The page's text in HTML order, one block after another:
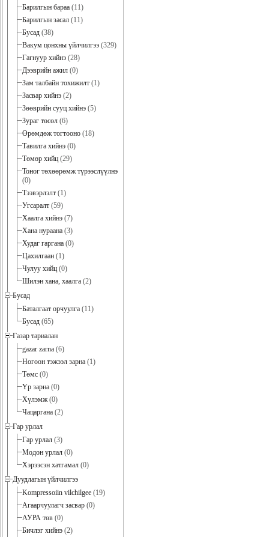
Барилгын бараа (11)
Барилгын засал (11)
Бусад (38)
Вакум цонхны үйлчилгээ (329)
Гагнуур хийнэ (28)
Дээврийн ажил (0)
Зам талбайн тохижилт (1)
Засвар хийнэ (2)
Зөөврийн сууц хийнэ (5)
Зураг төсөл (6)
Өрөмдөж тогтооно (18)
Тавилга хийнэ (0)
Төмөр хийц (29)
Тоног төхөөрөмж түрээслүүлнэ
(0)
Тээвэрлэлт (1)
Угсаралт (59)
Хаалга хийнэ (7)
Хана нураана (3)
Худаг гаргана (0)
Цахилгаан (1)
Чулуу хийц (0)
Шилэн хана, хаалга (2)
Бусад
Баталгаат орчуулга (11)
Бусад (65)
Газар тариалан
gazar zarna (6)
Ногоон тэжээл зарна (1)
Төмс (0)
Үр зарна (0)
Хүлэмж(0)
Чацаргана (2)
Гар урлал
Гар урлал (3)
Модон урлал (0)
Хэрээсэн хатгамал (0)
Дуудлагын үйлчилгээ
Kompressoiin vilchilgee (19)
Агаарчуулагч засвар (0)
АУРА төв (0)
Бичлэг хийнэ (2)